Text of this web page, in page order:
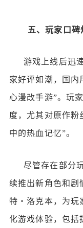
五、玩家口
游戏上线后迅
家好评如潮， 国内
心漫改手游”。玩
度，尤其对原作粉
中的热血记忆”。
尽管存在部分
续推出新角色和剧
特・洛克本，为玩
化游戏体验，包括